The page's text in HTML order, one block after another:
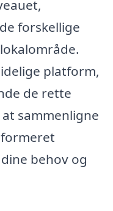
forskellige
platform,
de rette
sammenligne
behov og